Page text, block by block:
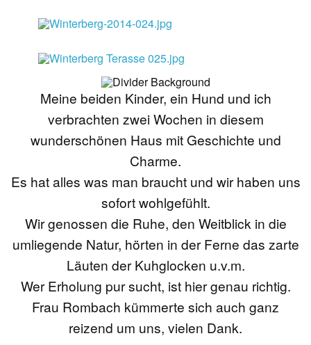
Meine beiden Kinder, ein Hund und ich
verbrachten zwei Wochen in diesem
wunderschönen Haus mit Geschichte und
Charme.
Es hat alles was man braucht und wir haben uns
sofort wohlgefühlt.
Wir genossen die Ruhe, den Weitblick in die
umliegende Natur, hörten in der Ferne das zarte
Läuten der Kuhglocken u.v.m.
Wer Erholung pur sucht, ist hier genau richtig.
Frau Rombach kümmerte sich auch ganz
reizend um uns, vielen Dank.